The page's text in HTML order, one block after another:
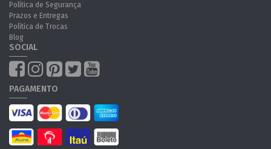
Política de Segurança
Prazos e Entregas
Política de Trocas
Blog
SOCIAL
PAGAMENTO